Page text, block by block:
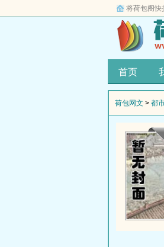
将荷包阁快
首页
荷包网文 > 都